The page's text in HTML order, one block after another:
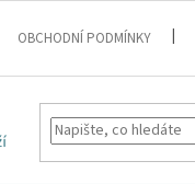
OBCHODNÍ PODMÍNKY